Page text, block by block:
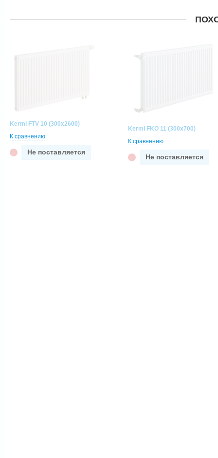
Kermi FTV 10 (300x2600)
К сравнению
Не поставляется
Kermi FKO 11 (300x700)
К сравнению
Не поставляется